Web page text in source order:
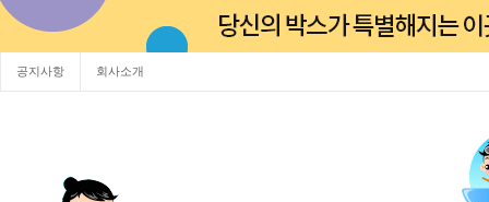
공지사항 회사소개